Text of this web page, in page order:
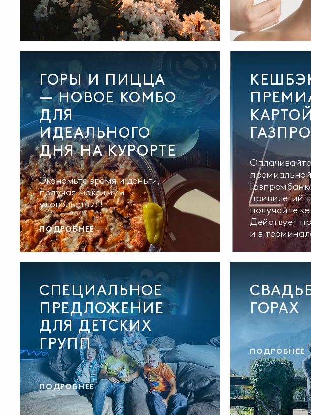
ГОРЫ И ПИЦЦА
— НОВОЕ КОМБО
ДЛЯ
ИДЕАЛЬНОГО
ДНЯ НА КУРОРТЕ
Экономьте время и деньги,
получая максимум
удовольствия!
ПОДРОБНЕЕ
КАРТОЙ
привилегий
получайте
Действует
и в
СПЕЦИАЛЬНОЕ
ПРЕДЛОЖЕНИЕ
ДЛЯ ДЕТСКИХ
ГРУПП
ПОДРОБНЕЕ
ГОРАХ
ПОДРОБНЕЕ